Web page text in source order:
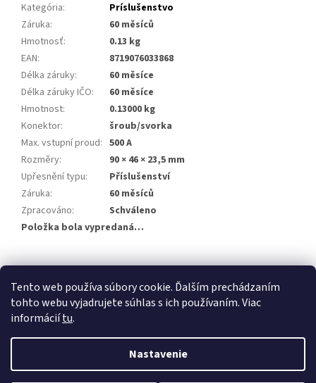
Tento web používa súbory cookie. Ďalším prechádzaním
tohto webu vyjadrujete súhlas s ich používaním. Viac
informáciítu.
Nastavenie
Kategória:
Príslušenstvo
Záruka:
60 měsíců
Hmotnosť:
0.13 kg
EAN:
8719076033868
Délka záruky:
60 měsíce
Délka záruky IČO:
60 měsíce
Hmotnost:
0.13000 kg
Konektor:
šroub/svorka
Max. vstupní proud: 500 A
Rozměry:
90 × 46 × 23,5 mm
Upřesnění typu:
Příslušenství
Záruka:
60 měsíců
Zpracováno:
Schváleno
Položka bola vypredaná…
Z
Vytvoril Shoptet